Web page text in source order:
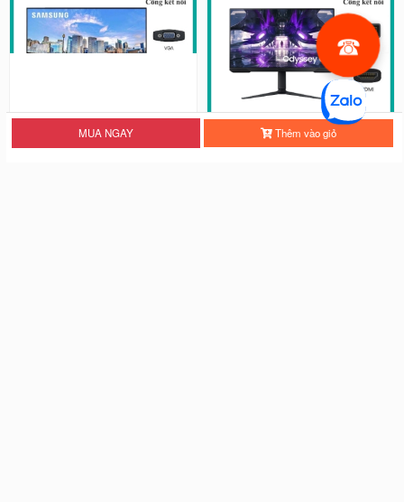
MUA NGAY Thêm vào giỏ
Màn hình máy tính Samsung LF27
Màn Hình Samsung Odyssey G3 L